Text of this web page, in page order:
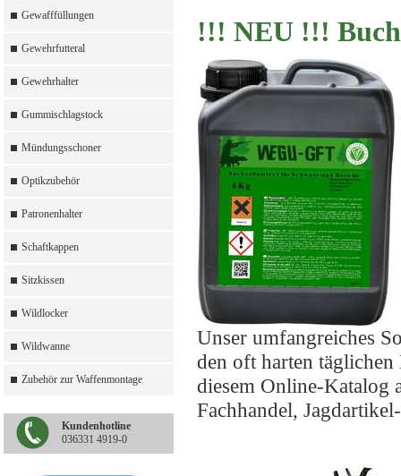
Gewafffüllungen
Gewehrfutteral
Gewehrhalter
Gummischlagstock
Mündungsschoner
Optikzubehör
Patronenhalter
Schaftkappen
Sitzkissen
Wildlocker
Wildwanne
Zubehör zur Waffenmontage
Kundenhotline
036331 4919-0
!!! NEU !!!
Unser umfangreiches
den oft harten
diesem Online-Katalog
Fachhandel,